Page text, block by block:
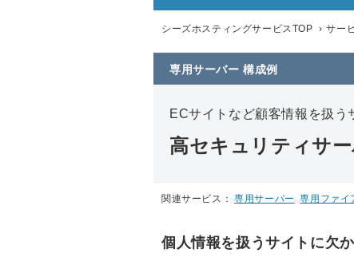
シーズホスティングサービスTOP › サー
専用サーバー 構成例
ECサイトなど顧客情報を扱
高セキュリティサ
関連サービス： 専用サーバー 専用ファイ
個人情報を扱うサイトに欠